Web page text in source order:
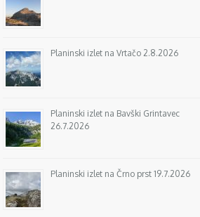
Planinski izlet na Vrtačo 2.8.2026
Planinski izlet na Bavški Grintavec
26.7.2026
Planinski izlet na Črno prst 19.7.2026